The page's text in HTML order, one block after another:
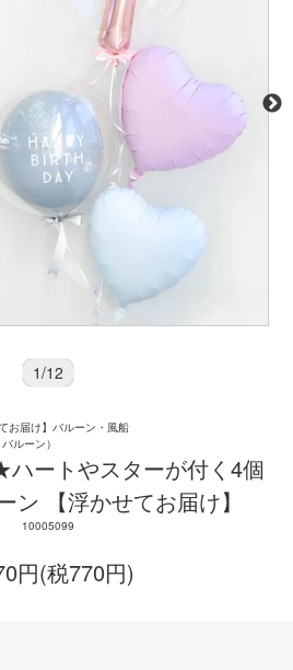
1/12
お届け】バルーン・風船
ルーン）
ートやスターが付く4個
ン 【浮かせてお届け】
10005099
円(税770円)